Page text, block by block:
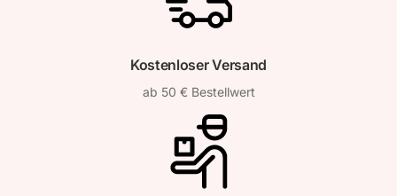
Kostenloser Versand
ab 50 € Bestellwert